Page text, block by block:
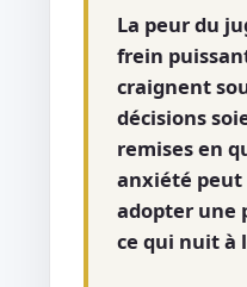
La peur du
frein
craignent
décisions
remises en
anxiété peut
adopter une
ce qui nuit à